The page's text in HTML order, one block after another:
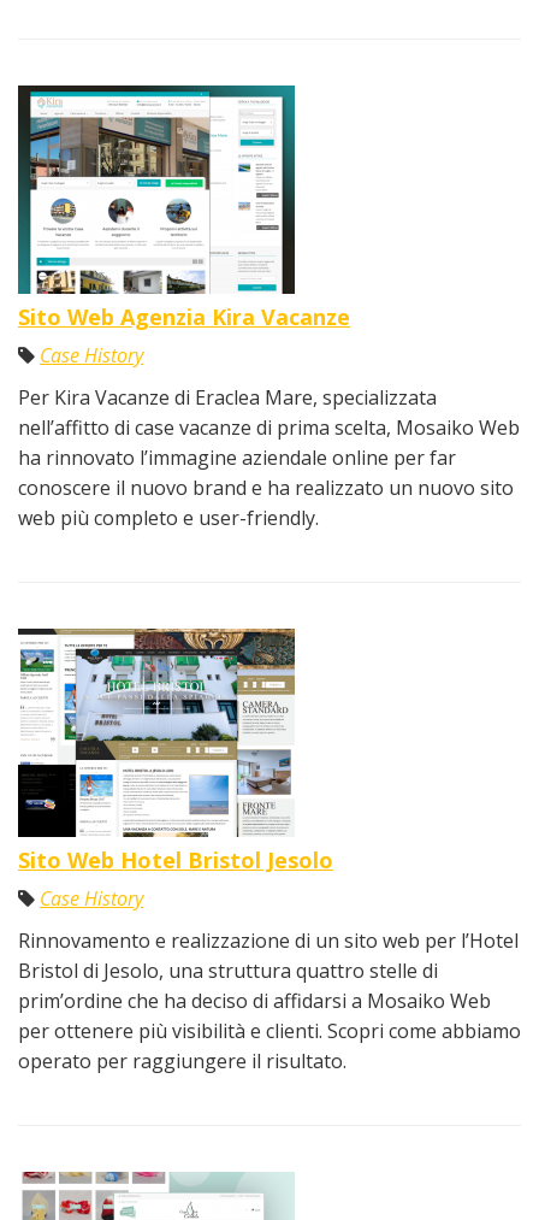
Sito Web Agenzia Kira Vacanze
Case History
Per Kira Vacanze di Eraclea Mare, specializzata
nell’affitto di case vacanze di prima scelta, Mosaiko Web
ha rinnovato l’immagine aziendale online per far
conoscere il nuovo brand e ha realizzato un nuovo sito
web più completo e user-friendly.
Sito Web Hotel Bristol Jesolo
Case History
Rinnovamento e realizzazione di un sito web per l’Hotel
Bristol di Jesolo, una struttura quattro stelle di
prim’ordine che ha deciso di affidarsi a Mosaiko Web
per ottenere più visibilità e clienti. Scopri come abbiamo
operato per raggiungere il risultato.